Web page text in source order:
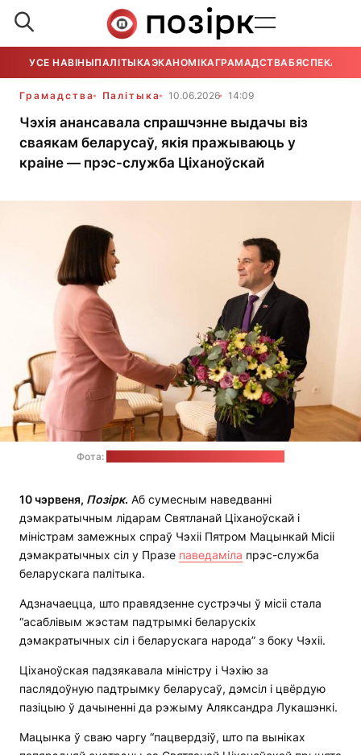
УСЕ НАВІНЫПАЛІТЫКАЭКАНОМІКАГРАМАДСТВАБЯСПЕКА
Грамадства Палітыка 10.06.2026 14:09
Чэхія анансавала спрашчэнне выдачы віз
сваякам беларусаў, якія пражываюць у
краіне — прэс-служба Ціханоўскай
Фота:
10 чэрвеня, Позірк. Аб сумесным наведванні
дэмакратычным лідарам Святланай Ціханоўскай і
міністрам замежных спраў Чэхіі Пятром Мацынкай Місіі
дэмакратычных сіл у Празе паведаміла прэс-служба
беларускага палітыка.
Адзначаецца, што правядзенне сустрэчы ў місіі стала
“асаблівым жэстам падтрымкі беларускіх
дэмакратычных сіл і беларускага народа” з боку Чэхіі.
Ціханоўская падзякавала міністру і Чэхію за
паслядоўную падтрымку беларусаў, дэмсіл і цвёрдую
пазіцыю ў дачыненні да рэжыму Аляксандра Лукашэнкі.
Мацынка ў сваю чаргу “пацвердзіў, што па выніках